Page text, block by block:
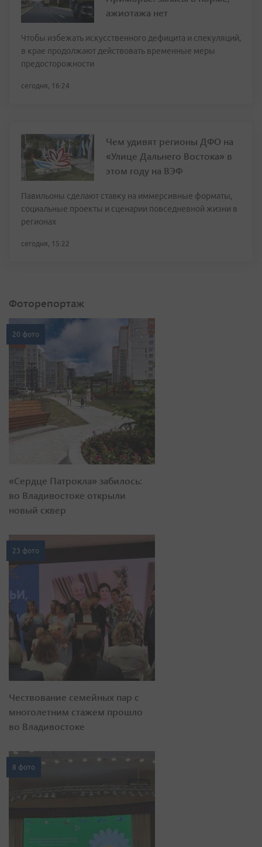
ажиотажа нет
Чтобы избежать искусственного дефицита и спекуляций,
в крае продолжают действовать временные меры
предосторожности
сегодня, 16:24
Чем удивят регионы ДФО на
«Улице Дальнего Востока» в
этом году на ВЭФ
Павильоны сделают ставку на иммерсивные форматы,
социальные проекты и сценарии повседневной жизни в
регионах
сегодня, 15:22
Фоторепортаж
20 фото
«Сердце Патрокла» забилось:
во Владивостоке открыли
новый сквер
23 фото
Чествование семейных пар с
многолетним стажем прошло
во Владивостоке
8 фото